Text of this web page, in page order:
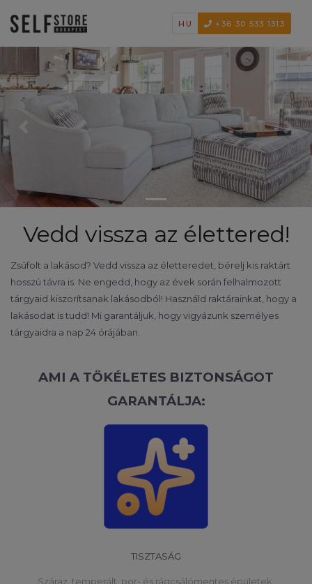
HU +36 30 533 1313
Next
Vedd vissza az élettered!
Zsúfolt a lakásod? Vedd vissza az életteredet, bérelj kis raktárt
hosszú távra is. Ne engedd, hogy az évek során felhalmozott
tárgyaid kiszorítsanak lakásodból! Használd raktárainkat, hogy a
lakásodat is tudd! Mi garantáljuk, hogy vigyázunk személyes
tárgyaidra a nap 24 órájában.
AMI A TÖKÉLETES BIZTONSÁGOT
GARANTÁLJA:
TISZTASÁG
Száraz, temperált, por- és rágcsálómentes épületek,